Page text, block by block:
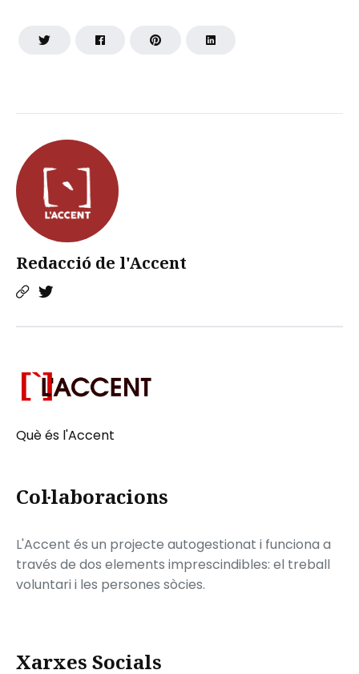
Redacció de l'Accent
Què és l'Accent
Col·laboracions
L'Accent és un projecte autogestionat i funciona a
través de dos elements imprescindibles: el treball
voluntari i les persones sòcies.
Xarxes Socials